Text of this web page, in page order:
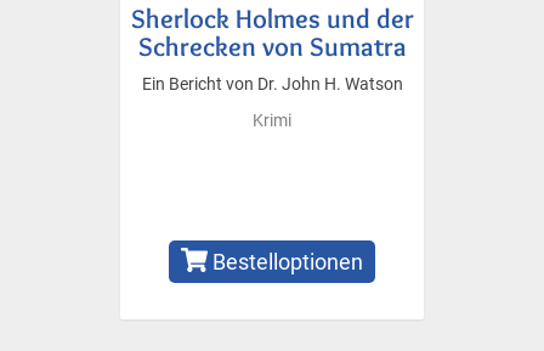
Sherlock Holmes und der
Schrecken von Sumatra
Ein Bericht von Dr. John H. Watson
Krimi
Bestelloptionen